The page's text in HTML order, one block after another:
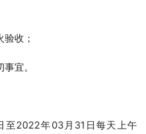
收；
宜。
至2022年03月31日每天上午